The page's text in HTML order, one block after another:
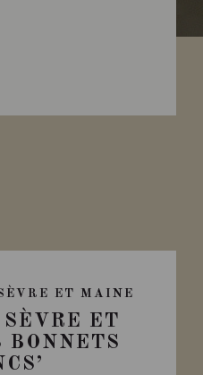
ET MAINE
ET
BONNETS